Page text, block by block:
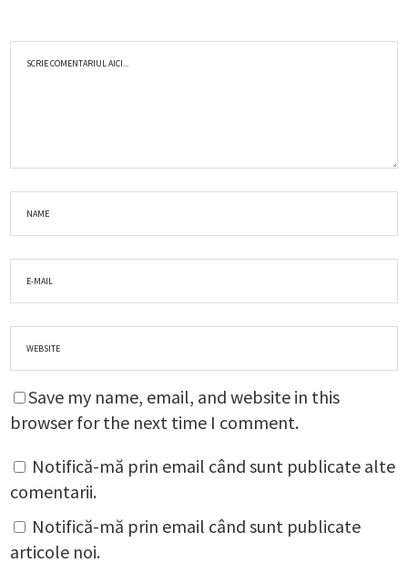
Save my name, email, and website in this
browser for the next time I comment.
Notifică-mă prin email când sunt publicate alte
comentarii.
Notifică-mă prin email când sunt publicate
articole noi.